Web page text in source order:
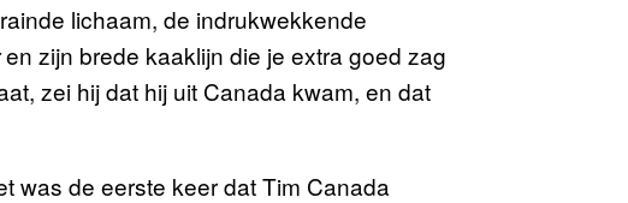
lichaam, de indrukwekkende
en zijn brede kaaklijn die je extra goed zag
zei hij dat hij uit Canada kwam, en dat
was de eerste keer dat Tim Canada